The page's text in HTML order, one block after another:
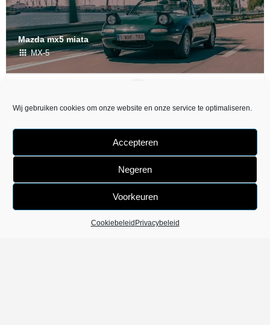
Wij gebruiken cookies om onze website en onze service te optimaliseren.
Accepteren
Negeren
Voorkeuren
Cookiebeleid Privacybeleid
Mazda mx5 miata
MX-5